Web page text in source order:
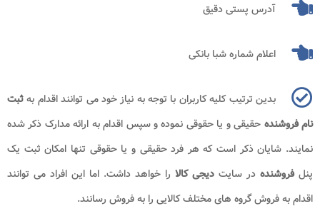
آدرس پستی دقیق
اعلام شماره شبا بانکی
بدین ترتیب کلیه کاربران با توجه به نیاز خود می توانند اقدام بهثبت
نام فروشنده حقیقی و یا حقوقی نموده و سپس اقدام به ارائه مدارک ذکر شده
نمایند. شایان ذکر است که هر فرد حقیقی و یا حقوقی تنها امکان ثبت یک
پنلفروشنده در سایت دیجی کالا را خواهد داشت. اما این افراد می توانند
اقدام به فروش گروه های مختلف کالایی را به فروش رسانند.